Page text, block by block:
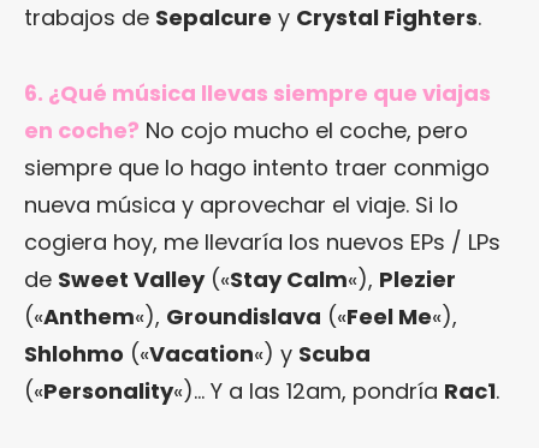
trabajos de Sepalcure y Crystal Fighters.
6. ¿Qué música llevas siempre que viajas
en coche? No cojo mucho el coche, pero
siempre que lo hago intento traer conmigo
nueva música y aprovechar el viaje. Si lo
cogiera hoy, me llevaría los nuevos EPs / LPs
de Sweet Valley(«Stay Calm«), Plezier
(«Anthem«), Groundislava («Feel Me«),
Shlohmo («Vacation«) y Scuba
(«Personality«)… Y a las 12am, pondría Rac1.